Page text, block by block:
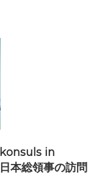
in
本総領事の訪問